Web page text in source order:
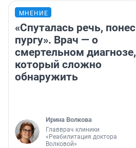
МНЕНИЕ
«Спуталась речь, понес
пургу». Врач — о
смертельном диагнозе,
который сложно
обнаружить
Ирина Волкова
Главврач клиники
«Реабилитация доктора
Волковой»